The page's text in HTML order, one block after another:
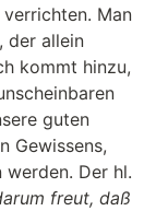
Man
der allein
kommt hinzu,
guten
Gewissens,
Der hl.
freut, daß